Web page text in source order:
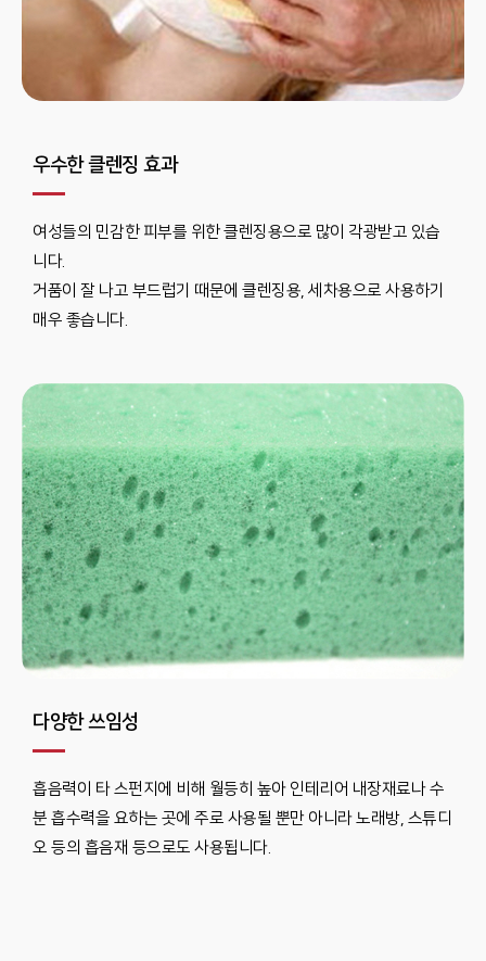
우수한 클렌징 효과
여성들의 민감한 피부를 위한 클렌징용으로 많이 각광받고 있습
니다.
거품이 잘 나고 부드럽기 때문에 클렌징용, 세차용으로 사용하기
매우 좋습니다.
다양한 쓰임성
흡음력이 타 스펀지에 비해 월등히 높아 인테리어 내장재료나 수
분 흡수력을 요하는 곳에 주로 사용될 뿐만 아니라 노래방, 스튜디
오 등의 흡음재 등으로도 사용됩니다.